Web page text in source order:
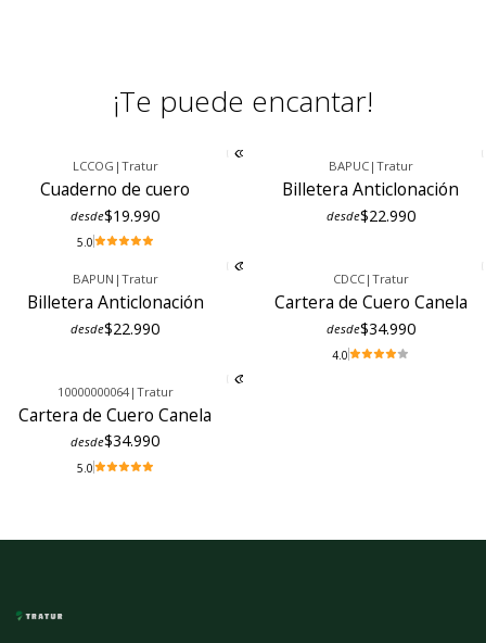
¡Te puede encantar!
LCCOG | Tratur
Cuaderno de cuero
desde$19.990
5.0
BAPUC| Tratur
Billetera Anticlonación
desde$22.990
BAPUN | Tratur
Billetera Anticlonación
desde$22.990
CDCC| Tratur
Cartera de Cuero Canela
desde$34.990
4.0
10000000064| Tratur
Cartera de Cuero Canela
desde$34.990
5.0